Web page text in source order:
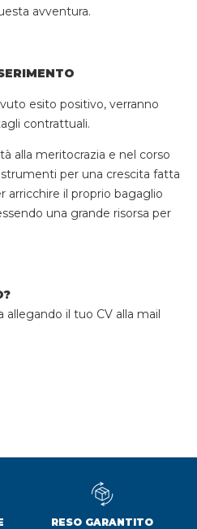
avventura.
esito positivo, verranno
contrattuali.
alla meritocrazia e nel corso
per una crescita fatta
arricchire il proprio bagaglio
una grande risorsa per
allegando il tuo CV alla mail
RESO GARANTITO